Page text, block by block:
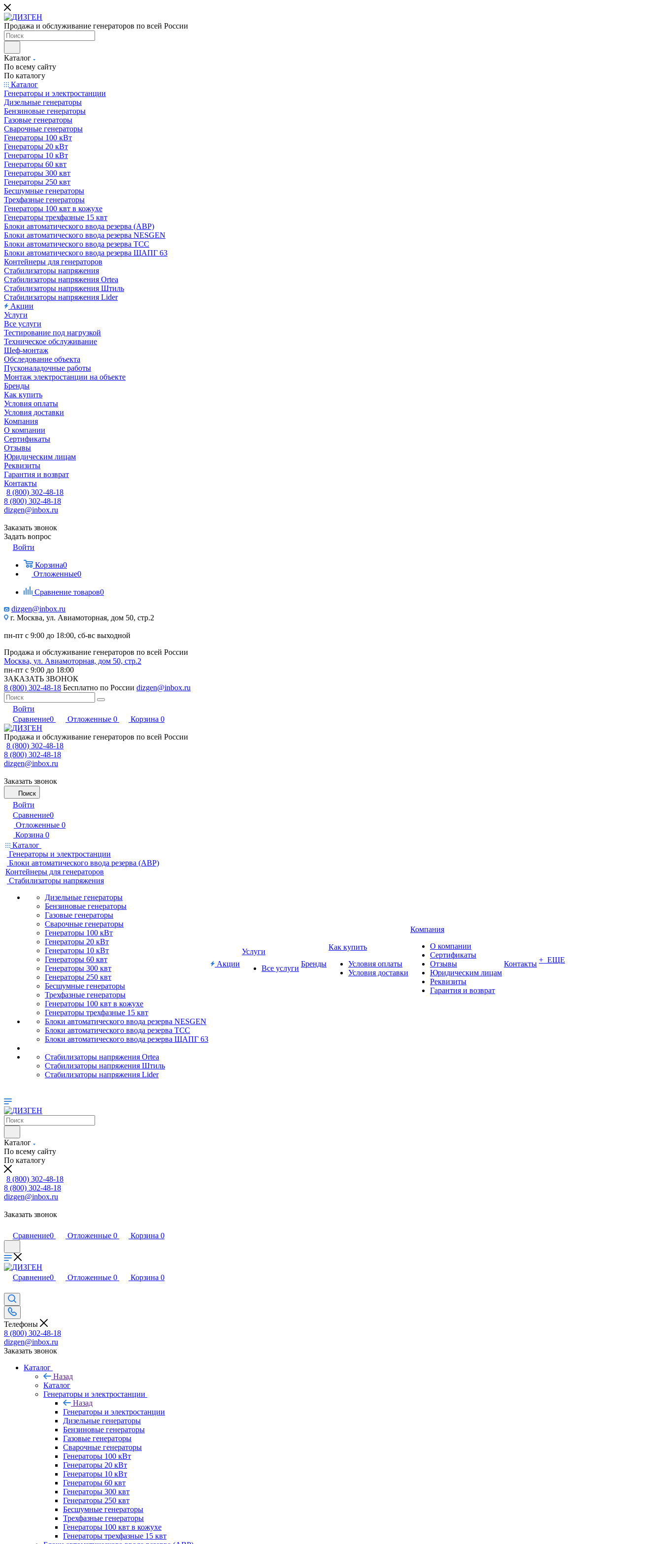
Продажа и обслуживание генераторов по всей России
Каталог
По всему сайту
По каталогу
Каталог
Генераторы и электростанции
Дизельные генераторы
Бензиновые генераторы
Газовые генераторы
Сварочные генераторы
Генераторы 100 кВт
Генераторы 20 кВт
Генераторы 10 кВт
Генераторы 60 квт
Генераторы 300 квт
Генераторы 250 квт
Бесшумные генераторы
Трехфазные генераторы
Генераторы 100 квт в кожухе
Генераторы трехфазные 15 квт
Блоки автоматического ввода резерва (АВР)
Блоки автоматического ввода резерва NESGEN
Блоки автоматического ввода резерва ТСС
Блоки автоматического ввода резерва ЩАПГ 63
Контейнеры для генераторов
Стабилизаторы напряжения
Стабилизаторы напряжения Ortea
Стабилизаторы напряжения Штиль
Стабилизаторы напряжения Lider
Акции
Услуги
Все услуги
Тестирование под нагрузкой
Техническое обслуживание
Шеф-монтаж
Обследование объекта
Пусконаладочные работы
Монтаж электростанции на объекте
Бренды
Как купить
Условия оплаты
Условия доставки
Компания
О компании
Сертификаты
Отзывы
Юридическим лицам
Реквизиты
Гарантия и возврат
Контакты
8 (800) 302-48-18
8 (800) 302-48-18
dizgen@inbox.ru
Заказать звонок
Задать вопрос
Войти
Корзина0
Отложенные0
Сравнение товаров0
dizgen@inbox.ru
г. Москва, ул. Авиамоторная, дом 50, стр.2
пн-пт с 9:00 до 18:00, сб-вс выходной
Продажа и обслуживание генераторов по всей России
Москва, ул. Авиамоторная, дом 50, стр.2
пн-пт с 9:00 до 18:00
ЗАКАЗАТЬ ЗВОНОК
8 (800) 302-48-18 Бесплатно по России dizgen@inbox.ru
Войти
Сравнение0 Отложенные 0 Корзина 0
Продажа и обслуживание генераторов по всей России
8 (800) 302-48-18
8 (800) 302-48-18
dizgen@inbox.ru
Заказать звонок
Поиск
Войти
Сравнение0
Отложенные 0
Корзина 0
Каталог
Генераторы и электростанции
Блоки автоматического ввода резерва (АВР)
Контейнеры для генераторов
Стабилизаторы напряжения
Дизельные генераторы
Бензиновые генераторы
Газовые генераторы
Сварочные генераторы
Генераторы 100 кВт
Генераторы 20 кВт
Генераторы 10 кВт
Генераторы 60 квт
Генераторы 300 квт
Генераторы 250 квт
Бесшумные генераторы
Трехфазные генераторы
Генераторы 100 квт в кожухе
Генераторы трехфазные 15 квт
Блоки автоматического ввода резерва NESGEN
Блоки автоматического ввода резерва ТСС
Блоки автоматического ввода резерва ЩАПГ 63
Стабилизаторы напряжения Ortea
Стабилизаторы напряжения Штиль
Стабилизаторы напряжения Lider
Акции
Услуги
Все услуги
Бренды
Как купить
Условия оплаты
Условия доставки
Компания
О компании
Сертификаты
Отзывы
Юридическим лицам
Реквизиты
Гарантия и возврат
Контакты + ЕЩЕ
Каталог
По всему сайту
По каталогу
8 (800) 302-48-18
8 (800) 302-48-18
dizgen@inbox.ru
Заказать звонок
Сравнение0 Отложенные 0 Корзина 0
Сравнение0 Отложенные 0 Корзина 0
Телефоны
8 (800) 302-48-18
dizgen@inbox.ru
Заказать звонок
Каталог
Назад
Каталог
Генераторы и электростанции
Назад
Генераторы и электростанции
Дизельные генераторы
Бензиновые генераторы
Газовые генераторы
Сварочные генераторы
Генераторы 100 кВт
Генераторы 20 кВт
Генераторы 10 кВт
Генераторы 60 квт
Генераторы 300 квт
Генераторы 250 квт
Бесшумные генераторы
Трехфазные генераторы
Генераторы 100 квт в кожухе
Генераторы трехфазные 15 квт